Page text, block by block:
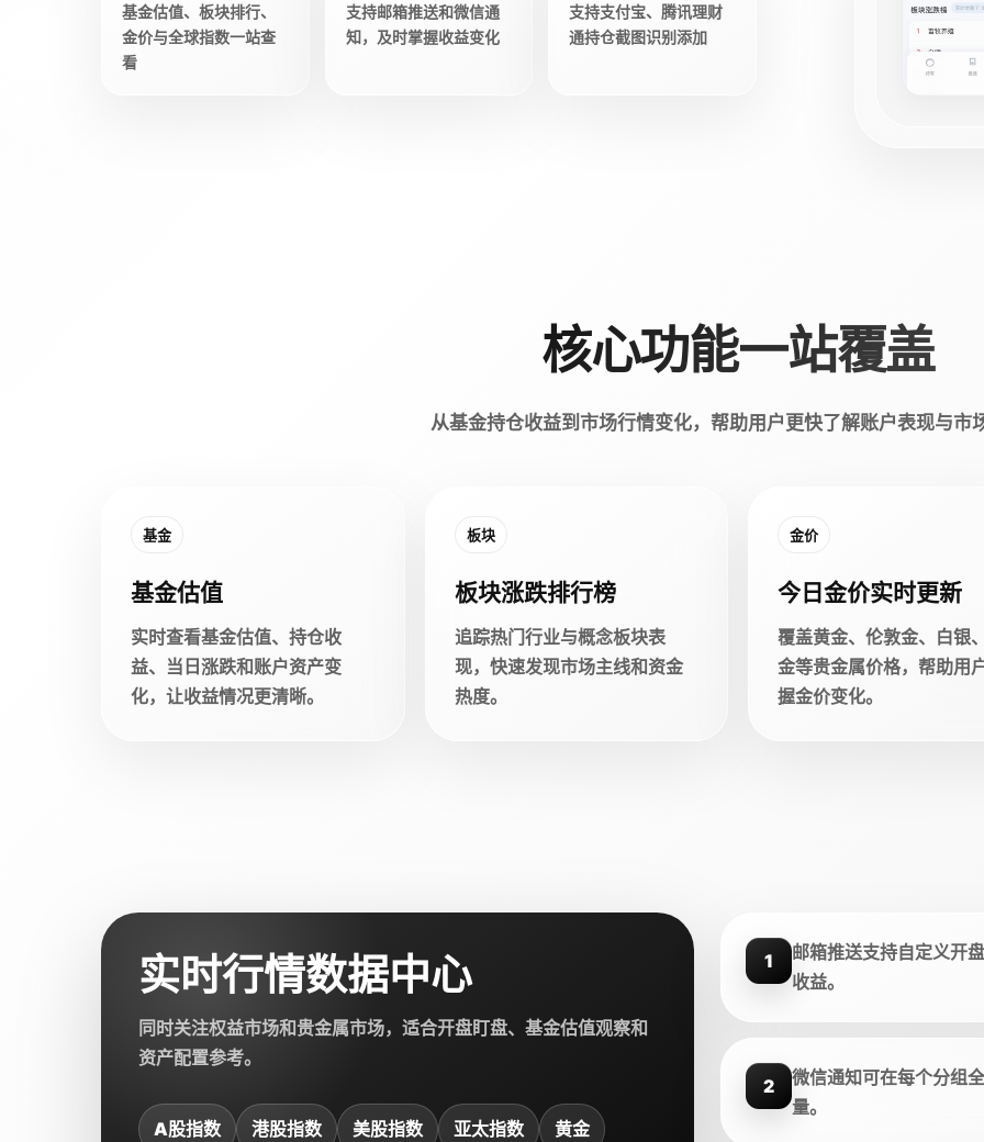
基金估值、板块排行、
金价与全球指数一站查
看
支持邮箱推送和微信通
知，及时掌握收益变化
支持支付宝、腾讯理财
通持仓截图识别添加
核心功能一站覆盖
从基金持仓收益到市场行情变化，帮助用户更快了解账户表现与市
基金
基金估值
实时查看基金估值、持仓收
益、当日涨跌和账户资产变
化，让收益情况更清晰。
板块
板块涨跌排行榜
追踪热门行业与概念板块表
现，快速发现市场主线和资金
热度。
金价
今日金价实时更新
覆盖黄金、伦敦金、白银
金等贵金属价格，帮助用
握金价变化。
实时行情数据中心
同时关注权益市场和贵金属市场，适合开盘盯盘、基金估值观察和
资产配置参考。
A股指数 港股指数 美股指数 亚太指数 黄金
1
邮箱推送支持自定义开
收益。
2
微信通知可在每个分组
量。